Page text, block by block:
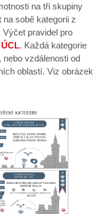
na tři skupiny
sobě kategorii z
pravidel pro
. Každá kategorie
nebo vzdálenosti od
oblastí. Viz obrázek